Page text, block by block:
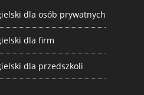
dla osób prywatnych
dla firm
dla przedszkoli